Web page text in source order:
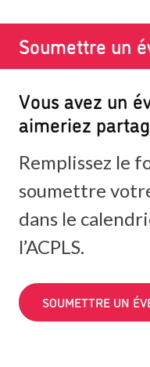
Soumettre un
Vous avez un
aimeriez
Remplissez le
soumettre
dans le
l’ACPLS.
SOUMETTRE UN